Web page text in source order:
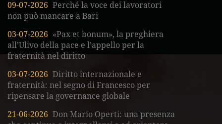
09-07-2026 Perché la voce dei lavoratori
non può mancare a Bari
03-07-2026 «Pax et bonum», la preghiera
all’Ulivo della pace e l’appello per la
fraternità nel diritto
03-07-2026 Diritto internazionale e
fraternità: nel segno di Francesco per
ripensare la governance globale
21-06-2026 Don Mario Operti: una presenza